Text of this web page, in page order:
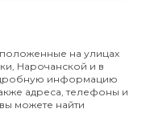
на улицах
Нарочанской и в
информацию
адреса, телефоны и
можете найти